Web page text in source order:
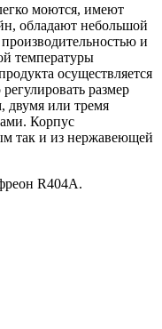
моются, имеют
обладают небольшой
и
температуры
осуществляется
размер
двумя или тремя
Корпус
так и из нержавеющей
R404A.